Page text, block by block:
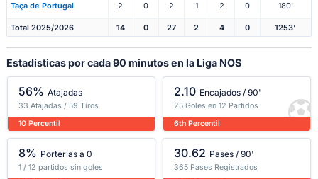
Taça de Portugal 2 0 2 1 2 0 180'
Total 2025/2026 14 0 27 2 4 0 1253'
Estadísticas por cada 90 minutos en la Liga NOS
56% Atajadas
33 Atajadas / 59 Tiros
10 Percentil
2.10 Encajados / 90'
25 Goles en 12 Partidos
6th Percentil
8% Porterías a 0
1 / 12 partidos sin goles
30.62 Pases / 90'
365 Pases Registrados